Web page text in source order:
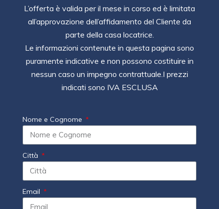
L’offerta è valida per il mese in corso ed è limitata
all’approvazione dell’affidamento del Cliente da
parte della casa locatrice.
Le informazioni contenute in questa pagina sono
puramente indicative e non possono costituire in
nessun caso un impegno contrattuale.I prezzi
indicati sono IVA ESCLUSA
Nome e Cognome
Città
Email